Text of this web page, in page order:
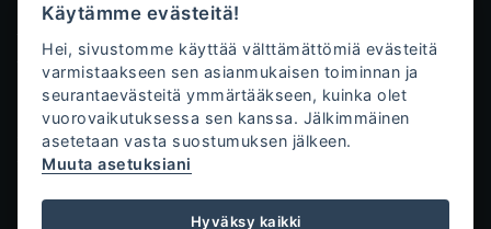
Tietosuojalauseke
Toimitusehdot
Innokem Oy
Väliköntie 10
70700 Kuopio
Käytämme evästeitä!
Hei, sivustomme käyttää välttämättömiä evästeitä
varmistaakseen sen asianmukaisen toiminnan ja
seurantaevästeitä ymmärtääkseen, kuinka olet
vuorovaikutuksessa sen kanssa. Jälkimmäinen
asetetaan vasta suostumuksen jälkeen.
Muuta asetuksiani
Hyväksy kaikki